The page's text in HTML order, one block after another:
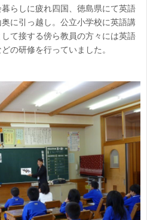
らしに疲れ四国、徳島県にて英語
に引っ越し。公立小学校に英語講
て接する傍ら教員の方々には英語
の研修を行っていました。